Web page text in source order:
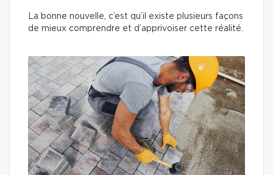
La bonne nouvelle, c’est qu’il existe plusieurs façons
de mieux comprendre et d’apprivoiser cette réalité.